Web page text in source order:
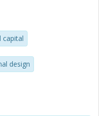
region, Portugal, as a
approaches.
capital
design